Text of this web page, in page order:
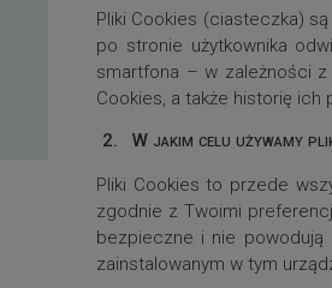
Pliki Cookies (ciasteczka)
po stronie użytkownika
smartfona – w zależności
Cookies, a także historię
2.
W jakim celu używamy
Pliki Cookies to przede
zgodnie z Twoimi
bezpieczne i nie powodują
zainstalowanym w tym